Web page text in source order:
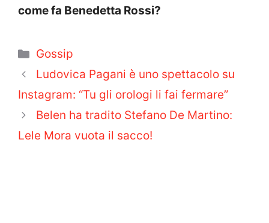
come fa Benedetta Rossi?
Categorie
Gossip
Ludovica Pagani è uno spettacolo su
Instagram: “Tu gli orologi li fai fermare”
Belen ha tradito Stefano De Martino:
Lele Mora vuota il sacco!